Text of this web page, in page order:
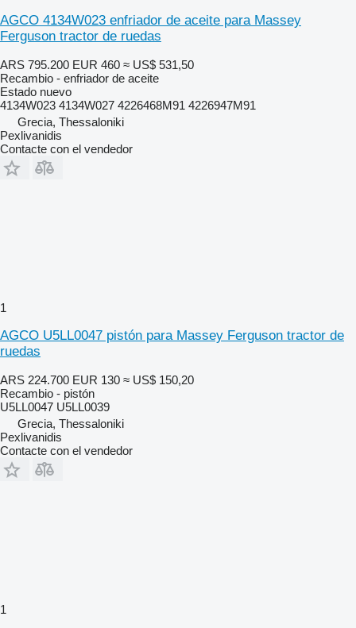
AGCO 4134W023 enfriador de aceite para Massey
Ferguson tractor de ruedas
ARS 795.200 EUR 460 ≈ US$ 531,50
Recambio - enfriador de aceite
Estado nuevo
4134W023 4134W027 4226468M91 4226947M91
Grecia, Thessaloniki
Pexlivanidis
Contacte con el vendedor
1
AGCO U5LL0047 pistón para Massey Ferguson tractor de
ruedas
ARS 224.700 EUR 130 ≈ US$ 150,20
Recambio - pistón
U5LL0047 U5LL0039
Grecia, Thessaloniki
Pexlivanidis
Contacte con el vendedor
1